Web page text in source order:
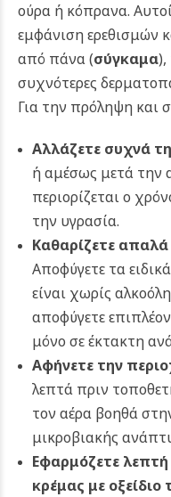
ούρα ή κόπρανα.
εμφάνιση ερεθισμών
από πάνα (σύγκαμα),
συχνότερες
Για την πρόληψη και
Αλλάζετε συχνά
ή αμέσως μετά την
περιορίζεται ο
την υγρασία.
Καθαρίζετε
Αποφύγετε τα
είναι χωρίς
αποφύγετε
μόνο σε έκτακτη
Αφήνετε την
λεπτά πριν
τον αέρα βοηθά
μικροβιακής
Εφαρμόζετε
κρέμας με